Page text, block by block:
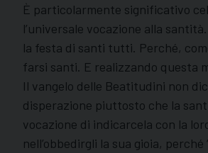
È particolarmente significativo
l’universale vocazione alla
la festa di santi tutti. Perché,
farsi santi. E realizzando questa
Il vangelo delle Beatitudini non
disperazione piuttosto che la
vocazione di indicarcela con la
nell’obbedirgli la sua gioia,